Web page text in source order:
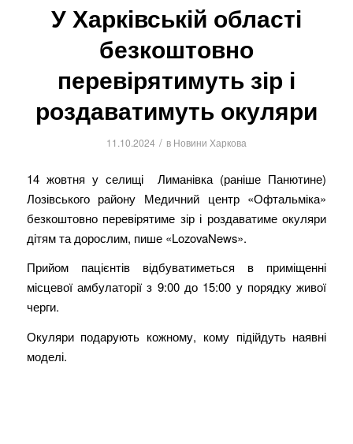
У Харківській області
безкоштовно
перевірятимуть зір і
роздаватимуть окуляри
11.10.2024 / в Новини Харкова
14 жовтня у селищі Лиманівка (раніше Панютине)
Лозівського району Медичний центр «Офтальміка»
безкоштовно перевірятиме зір і роздаватиме окуляри
дітям та дорослим, пише «LozovaNews».
Прийом пацієнтів відбуватиметься в приміщенні
місцевої амбулаторії з 9:00 до 15:00 у порядку живої
черги.
Окуляри подарують кожному, кому підійдуть наявні
моделі.